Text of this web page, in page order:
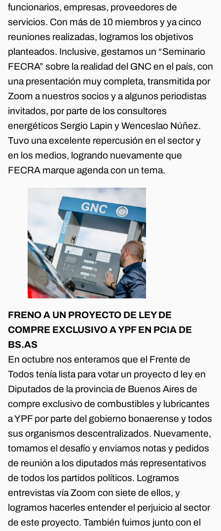
funcionarios, empresas, proveedores de
servicios. Con más de 10 miembros y ya cinco
reuniones realizadas, logramos los objetivos
planteados. Inclusive, gestamos un “Seminario
FECRA” sobre la realidad del GNC en el país, con
una presentación muy completa, transmitida por
Zoom a nuestros socios y a algunos periodistas
invitados, por parte de los consultores
energéticos Sergio Lapin y Wenceslao Núñez.
Tuvo una excelente repercusión en el sector y
en los medios, logrando nuevamente que
FECRA marque agenda con un tema.
FRENO A UN PROYECTO DE LEY DE
COMPRE EXCLUSIVO A YPF EN PCIA DE
BS.AS
En octubre nos enteramos que el Frente de
Todos tenía lista para votar un proyecto d ley en
Diputados de la provincia de Buenos Aires de
compre exclusivo de combustibles y lubricantes
a YPF por parte del gobierno bonaerense y todos
sus organismos descentralizados. Nuevamente,
tomamos el desafío y enviamos notas y pedidos
de reunión a los diputados más representativos
de todos los partidos políticos. Logramos
entrevistas vía Zoom con siete de ellos, y
logramos hacerles entender el perjuicio al sector
de este proyecto. También fuimos junto con el